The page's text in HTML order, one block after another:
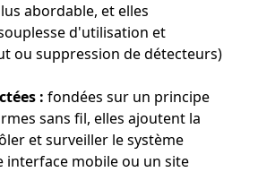
abordable, et elles
d'utilisation et
ou suppression de détecteurs)
: fondées sur un principe
sans fil, elles ajoutent la
et surveiller le système
interface mobile ou un site